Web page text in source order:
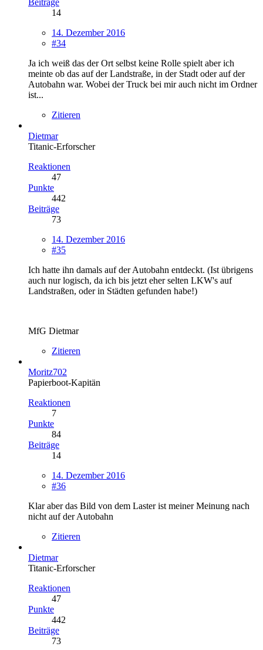
14
14. Dezember 2016
#34
Ja ich weiß das der Ort selbst keine Rolle spielt aber ich
meinte ob das auf der Landstraße, in der Stadt oder auf der
Autobahn war. Wobei der Truck bei mir auch nicht im Ordner
ist...
Zitieren
Dietmar
Titanic-Erforscher
Reaktionen
47
Punkte
442
Beiträge
73
14. Dezember 2016
#35
Ich hatte ihn damals auf der Autobahn entdeckt. (Ist übrigens
auch nur logisch, da ich bis jetzt eher selten LKW's auf
Landstraßen, oder in Städten gefunden habe!)
MfG Dietmar
Zitieren
Moritz702
Papierboot-Kapitän
Reaktionen
7
Punkte
84
Beiträge
14
14. Dezember 2016
#36
Klar aber das Bild von dem Laster ist meiner Meinung nach
nicht auf der Autobahn
Zitieren
Dietmar
Titanic-Erforscher
Reaktionen
47
Punkte
442
Beiträge
73